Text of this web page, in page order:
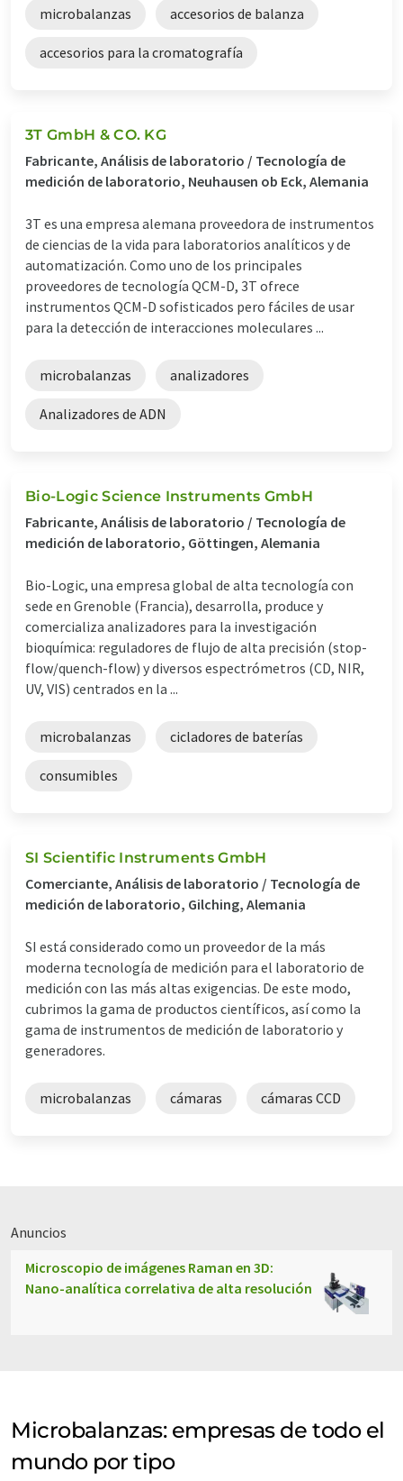
microbalanzas accesorios de balanza
accesorios para la cromatografía
3T GmbH & CO. KG
Fabricante, Análisis de laboratorio / Tecnología de
medición de laboratorio, Neuhausen ob Eck, Alemania
3T es una empresa alemana proveedora de instrumentos
de ciencias de la vida para laboratorios analíticos y de
automatización. Como uno de los principales
proveedores de tecnología QCM-D, 3T ofrece
instrumentos QCM-D sofisticados pero fáciles de usar
para la detección de interacciones moleculares ...
microbalanzas analizadores
Analizadores de ADN
Bio-Logic Science Instruments GmbH
Fabricante, Análisis de laboratorio / Tecnología de
medición de laboratorio, Göttingen, Alemania
Bio-Logic, una empresa global de alta tecnología con
sede en Grenoble (Francia), desarrolla, produce y
comercializa analizadores para la investigación
bioquímica: reguladores de flujo de alta precisión (stop-
flow/quench-flow) y diversos espectrómetros (CD, NIR,
UV, VIS) centrados en la ...
microbalanzas cicladores de baterías
consumibles
SI Scientific Instruments GmbH
Comerciante, Análisis de laboratorio / Tecnología de
medición de laboratorio, Gilching, Alemania
SI está considerado como un proveedor de la más
moderna tecnología de medición para el laboratorio de
medición con las más altas exigencias. De este modo,
cubrimos la gama de productos científicos, así como la
gama de instrumentos de medición de laboratorio y
generadores.
microbalanzas cámaras cámaras CCD
Anuncios
Microscopio de imágenes Raman en 3D:
Nano-analítica correlativa de alta resolución
Microbalanzas: empresas de todo el
mundo por tipo